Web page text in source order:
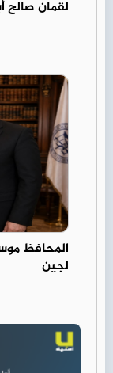
لقمان صالح
المحافظ
لجين